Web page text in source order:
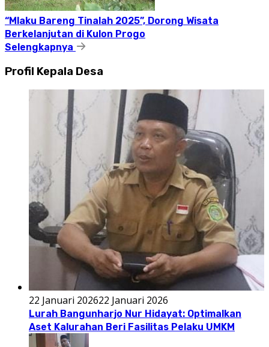
“Mlaku Bareng Tinalah 2025”, Dorong Wisata
Berkelanjutan di Kulon Progo
Selengkapnya
Profil Kepala Desa
22 Januari 202622 Januari 2026
Lurah Bangunharjo Nur Hidayat: Optimalkan
Aset Kalurahan Beri Fasilitas Pelaku UMKM